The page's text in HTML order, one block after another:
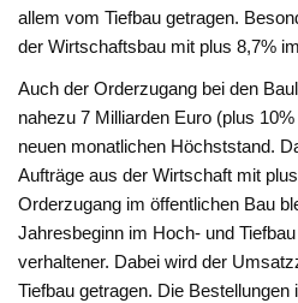
allem vom Tiefbau getragen.
der Wirtschaftsbau mit plus 8,7%
Auch der Orderzugang bei den
nahezu 7 Milliarden Euro (plus
neuen monatlichen Höchststand.
Aufträge aus der Wirtschaft mit
Orderzugang im öffentlichen Bau
Jahresbeginn im Hoch- und
verhaltener. Dabei wird der
Tiefbau getragen. Die